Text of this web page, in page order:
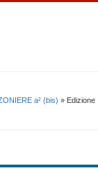
a² (bis) » Edizione